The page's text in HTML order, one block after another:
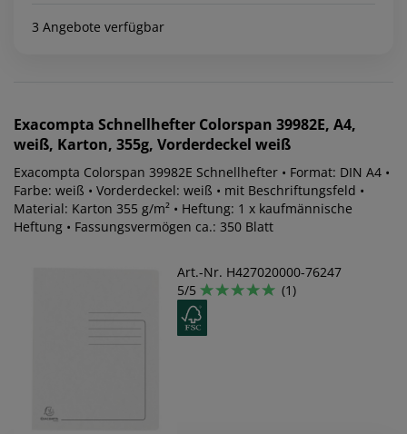
3 Angebote verfügbar
Exacompta Schnellhefter Colorspan 39982E, A4,
weiß, Karton, 355g, Vorderdeckel weiß
Exacompta Colorspan 39982E Schnellhefter • Format: DIN A4 •
Farbe: weiß • Vorderdeckel: weiß • mit Beschriftungsfeld •
Material: Karton 355 g/m² • Heftung: 1 x kaufmännische
Heftung • Fassungsvermögen ca.: 350 Blatt
Art.-Nr. H427020000-76247
5/5
(1)